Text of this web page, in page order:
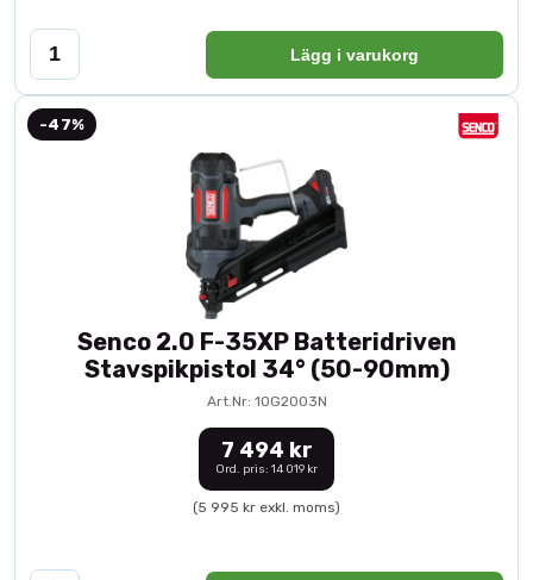
Lägg i varukorg
-47%
Senco 2.0 F-35XP Batteridriven
Stavspikpistol 34° (50-90mm)
Art.Nr: 10G2003N
7 494 kr
Ord. pris: 14 019 kr
(5 995 kr exkl. moms)